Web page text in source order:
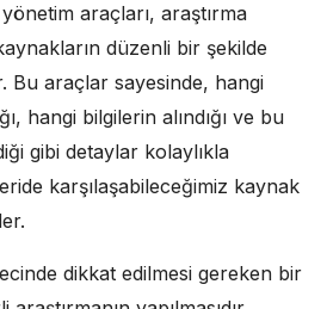
araçları, araştırma
düzenli bir şekilde
Bu araçlar sayesinde, hangi
hangi bilgilerin alındığı ve bu
gibi detaylar kolaylıkla
karşılaşabileceğimiz kaynak
dikkat edilmesi gereken bir